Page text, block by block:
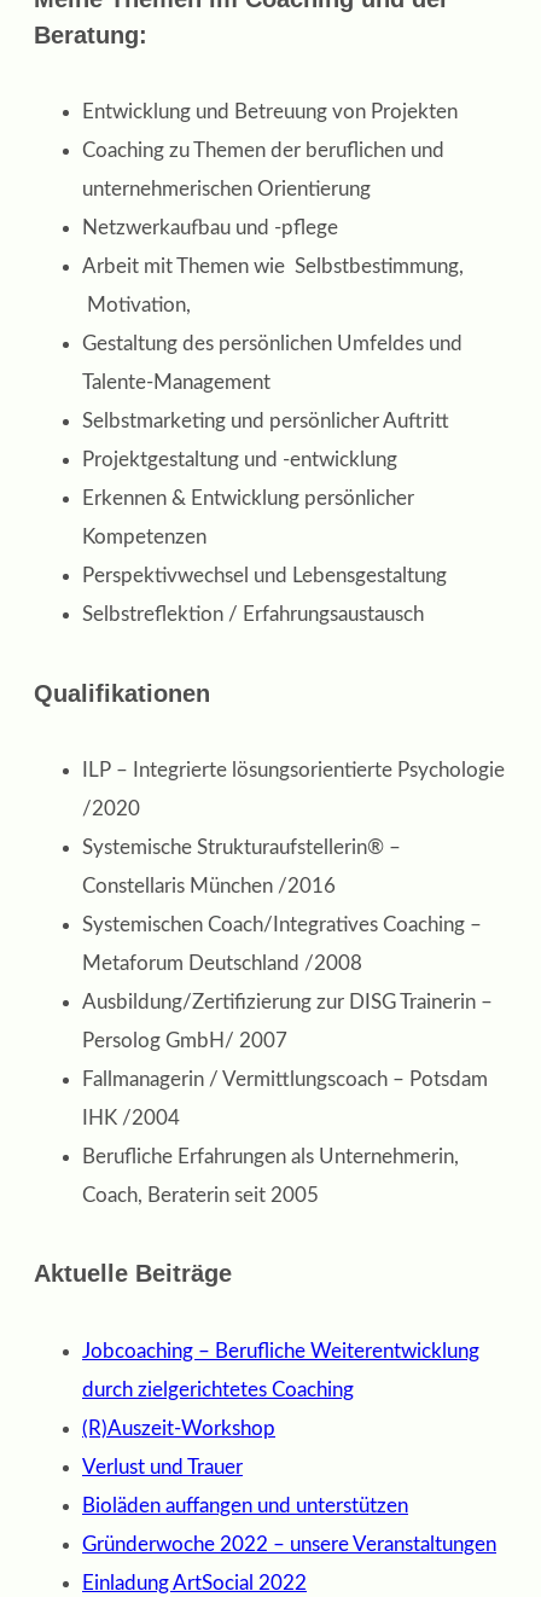
Beratung:
Entwicklung und Betreuung von Projekten
Coaching zu Themen der beruflichen und
unternehmerischen Orientierung
Netzwerkaufbau und -pflege
Arbeit mit Themen wie Selbstbestimmung,
Motivation,
Gestaltung des persönlichen Umfeldes und
Talente-Management
Selbstmarketing und persönlicher Auftritt
Projektgestaltung und -entwicklung
Erkennen & Entwicklung persönlicher
Kompetenzen
Perspektivwechsel und Lebensgestaltung
Selbstreflektion / Erfahrungsaustausch
Qualifikationen
ILP – Integrierte lösungsorientierte Psychologie
/2020
Systemische Strukturaufstellerin® –
Constellaris München /2016
Systemischen Coach/Integratives Coaching –
Metaforum Deutschland /2008
Ausbildung/Zertifizierung zur DISG Trainerin –
Persolog GmbH/ 2007
Fallmanagerin / Vermittlungscoach – Potsdam
IHK /2004
Berufliche Erfahrungen als Unternehmerin,
Coach, Beraterin seit 2005
Aktuelle Beiträge
Jobcoaching – Berufliche Weiterentwicklung
durch zielgerichtetes Coaching
(R)Auszeit-Workshop
Verlust und Trauer
Bioläden auffangen und unterstützen
Gründerwoche 2022 – unsere Veranstaltungen
Einladung ArtSocial 2022